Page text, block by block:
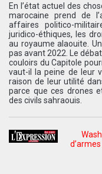
En l’état actuel des
marocaine prend de
affaires politico-
juridico-éthiques, les
au royaume alaouite.
pas avant 2022. Le
couloirs du Capitole
vaut-il la peine de leur
raison de leur utilité
parce que ces drones
des civils sahraouis.
Les